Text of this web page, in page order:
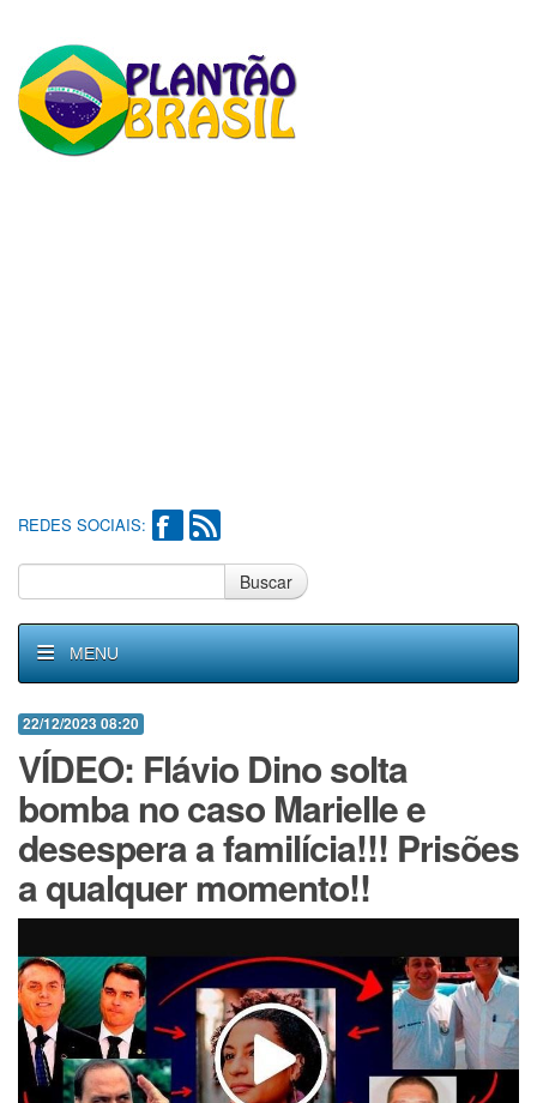
REDES SOCIAIS:
Buscar
MENU
22/12/2023 08:20
VÍDEO: Flávio Dino solta
bomba no caso Marielle e
desespera a familícia!!! Prisões
a qualquer momento!!